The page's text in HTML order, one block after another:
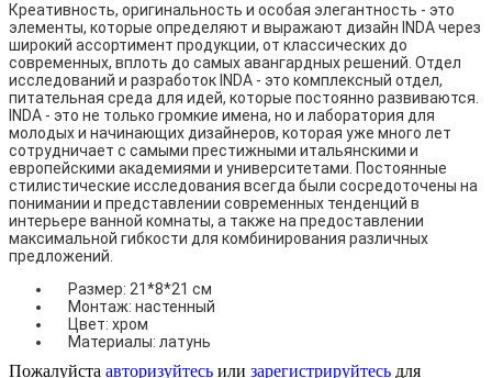
Креативность, оригинальность и особая элегантность - это
элементы, которые определяют и выражают дизайн INDA через
широкий ассортимент продукции, от классических до
современных, вплоть до самых авангардных решений. Отдел
исследований и разработок INDA - это комплексный отдел,
питательная среда для идей, которые постоянно развиваются.
INDA - это не только громкие имена, но и лаборатория для
молодых и начинающих дизайнеров, которая уже много лет
сотрудничает с самыми престижными итальянскими и
европейскими академиями и университетами. Постоянные
стилистические исследования всегда были сосредоточены на
понимании и представлении современных тенденций в
интерьере ванной комнаты, а также на предоставлении
максимальной гибкости для комбинирования различных
предложений.
Размер: 21*8*21 см
Монтаж: настенный
Цвет: хром
Материалы: латунь
Пожалуйста авторизуйтесь или зарегистрируйтесь для